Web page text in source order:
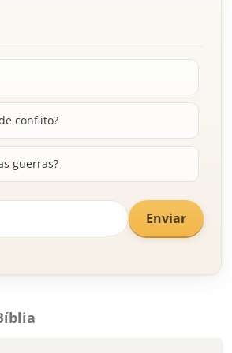
conflito?
guerras?
Enviar